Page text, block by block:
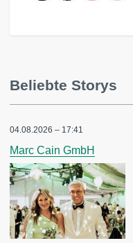
Beliebte Storys
04.08.2026 – 17:41
Marc Cain GmbH